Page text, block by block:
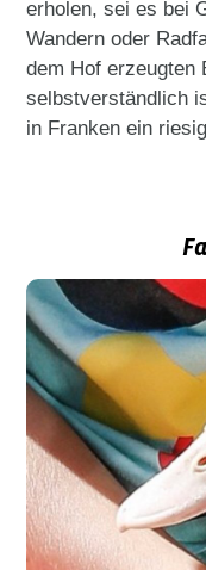
erholen, sei es bei
Wandern oder
dem Hof erzeugten
selbstverständlich
in Franken ein